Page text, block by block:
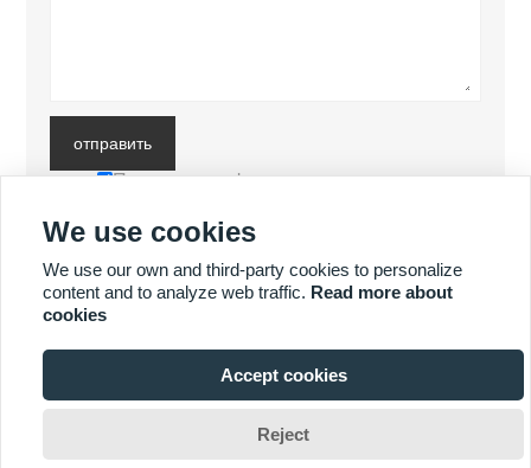

отправить
Политика конфиденциальности
БОЛЬШЕ УСЛУГ
      
Авторские права принадлежат © Luoyang Heng Guan Bearing
We use cookies
We use our own and third-party cookies to personalize
content and to analyze web traffic. Read more about
cookies
Accept cookies
Reject